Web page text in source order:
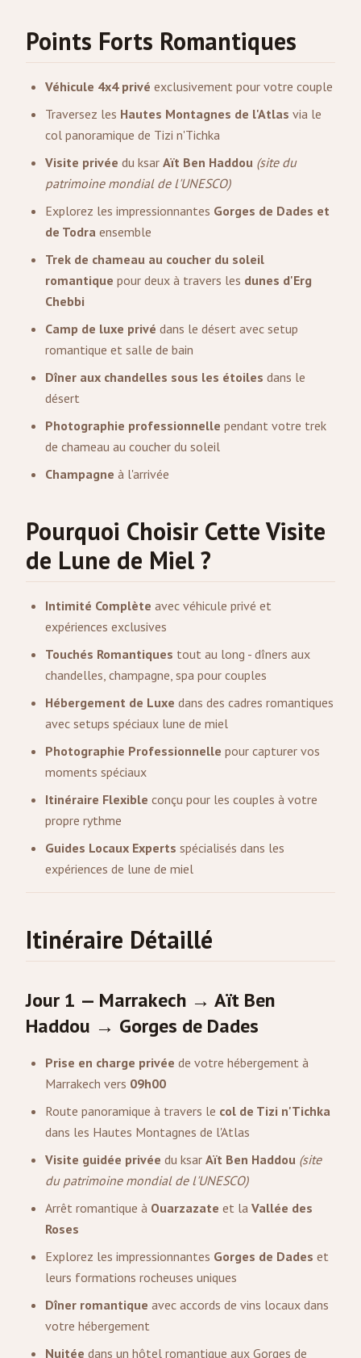
Points Forts Romantiques
Véhicule 4x4 privé exclusivement pour votre couple
Traversez les Hautes Montagnes de l'Atlas via le
col panoramique de Tizi n'Tichka
Visite privée du ksar Aït Ben Haddou (site du
patrimoine mondial de l'UNESCO)
Explorez les impressionnantes Gorges de Dades et
de Todra ensemble
Trek de chameau au coucher du soleil
romantique pour deux à travers les dunes d'Erg
Chebbi
Camp de luxe privé dans le désert avec setup
romantique et salle de bain
Dîner aux chandelles sous les étoiles dans le
désert
Photographie professionnelle pendant votre trek
de chameau au coucher du soleil
Champagne à l'arrivée
Pourquoi Choisir Cette Visite
de Lune de Miel ?
Intimité Complète avec véhicule privé et
expériences exclusives
Touchés Romantiques tout au long - dîners aux
chandelles, champagne, spa pour couples
Hébergement de Luxe dans des cadres romantiques
avec setups spéciaux lune de miel
Photographie Professionnelle pour capturer vos
moments spéciaux
Itinéraire Flexible conçu pour les couples à votre
propre rythme
Guides Locaux Experts spécialisés dans les
expériences de lune de miel
Itinéraire Détaillé
Jour 1 — Marrakech → Aït Ben
Haddou → Gorges de Dades
Prise en charge privée de votre hébergement à
Marrakech vers 09h00
Route panoramique à travers le col de Tizi n'Tichka
dans les Hautes Montagnes de l'Atlas
Visite guidée privée du ksar Aït Ben Haddou (site
du patrimoine mondial de l'UNESCO)
Arrêt romantique à Ouarzazate et la Vallée des
Roses
Explorez les impressionnantes Gorges de Dades et
leurs formations rocheuses uniques
Dîner romantique avec accords de vins locaux dans
votre hébergement
Nuitée dans un hôtel romantique aux Gorges de